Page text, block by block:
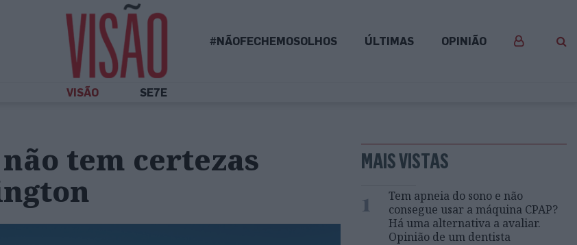
#NÃOFECHEMOSOLHOS ÚLTIMAS OPINIÃO
VISÃO SE7E
tem certezas
MAIS VISTAS
1
Tem apneia do sono e não
consegue usar a máquina CPAP?
Há uma alternativa a avaliar.
Opinião de um dentista